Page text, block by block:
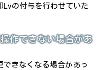
の付与を行わせていた
作できない場合があ
きなくなる場合があっ